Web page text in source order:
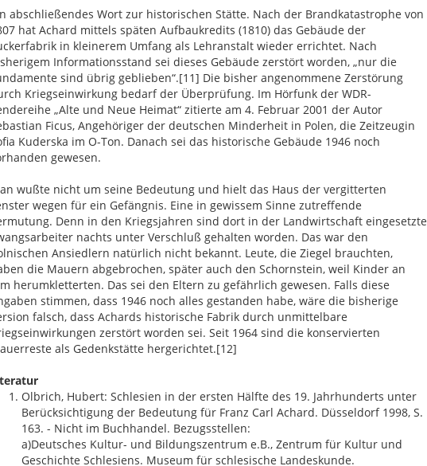
abschließendes Wort zur historischen Stätte. Nach der Brandkatastrophe von
hat Achard mittels späten Aufbaukredits (1810) das Gebäude der
in kleinerem Umfang als Lehranstalt wieder errichtet. Nach
Informationsstand sei dieses Gebäude zerstört worden, „nur die
sind übrig geblieben“.[11] Die bisher angenommene Zerstörung
Kriegseinwirkung bedarf der Überprüfung. Im Hörfunk der WDR-
„Alte und Neue Heimat“ zitierte am 4. Februar 2001 der Autor
Ficus, Angehöriger der deutschen Minderheit in Polen, die Zeitzeugin
Kuderska im O-Ton. Danach sei das historische Gebäude 1946 noch
gewesen.
wußte nicht um seine Bedeutung und hielt das Haus der vergitterten
wegen für ein Gefängnis. Eine in gewissem Sinne zutreffende
Denn in den Kriegsjahren sind dort in der Landwirtschaft eingesetzte
nachts unter Verschluß gehalten worden. Das war den
Ansiedlern natürlich nicht bekannt. Leute, die Ziegel brauchten,
die Mauern abgebrochen, später auch den Schornstein, weil Kinder an
herumkletterten. Das sei den Eltern zu gefährlich gewesen. Falls diese
stimmen, dass 1946 noch alles gestanden habe, wäre die bisherige
falsch, dass Achards historische Fabrik durch unmittelbare
zerstört worden sei. Seit 1964 sind die konservierten
als Gedenkstätte hergerichtet.[12]
Olbrich, Hubert: Schlesien in der ersten Hälfte des 19. Jahrhunderts unter
Berücksichtigung der Bedeutung für Franz Carl Achard. Düsseldorf 1998, S.
163. - Nicht im Buchhandel. Bezugsstellen:
a)Deutsches Kultur- und Bildungszentrum e.B., Zentrum für Kultur und
Geschichte Schlesiens. Museum für schlesische Landeskunde.